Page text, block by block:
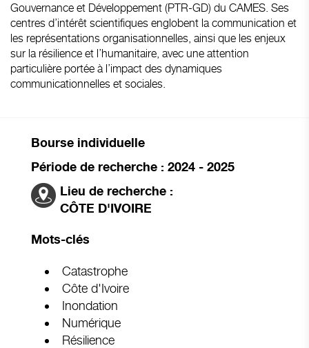
Gouvernance et Développement (PTR-GD) du CAMES. Ses
centres d’intérêt scientifiques englobent la communication et
les représentations organisationnelles, ainsi que les enjeux
sur la résilience et l’humanitaire, avec une attention
particulière portée à l’impact des dynamiques
communicationnelles et sociales.
Bourse individuelle
Période de recherche : 2024 - 2025
Lieu de recherche :
CÔTE D'IVOIRE
Mots-clés
Catastrophe
Côte d'Ivoire
Inondation
Numérique
Résilience